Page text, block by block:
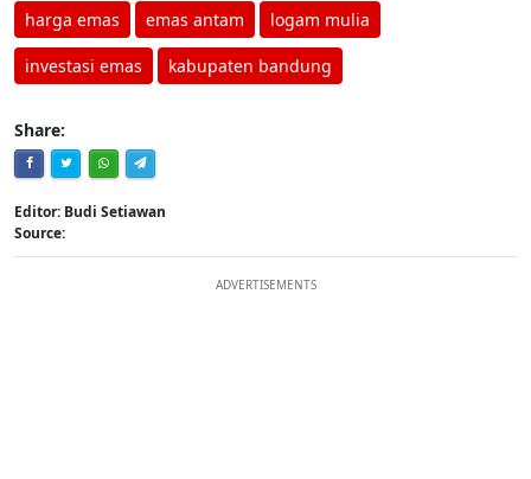
harga emas emas antam logam mulia
investasi emas kabupaten bandung
Share:
Editor: Budi Setiawan
Source:
ADVERTISEMENTS